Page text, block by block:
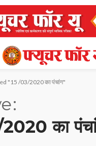
"15 /03/2020 का पंचांग"
का